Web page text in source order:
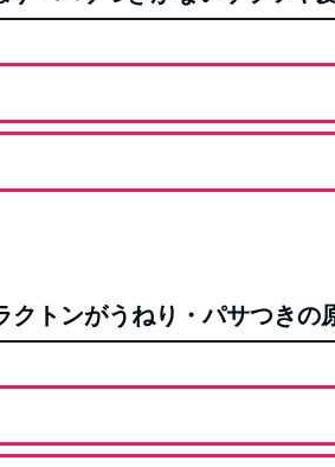
クトンがうねり・パサつきの